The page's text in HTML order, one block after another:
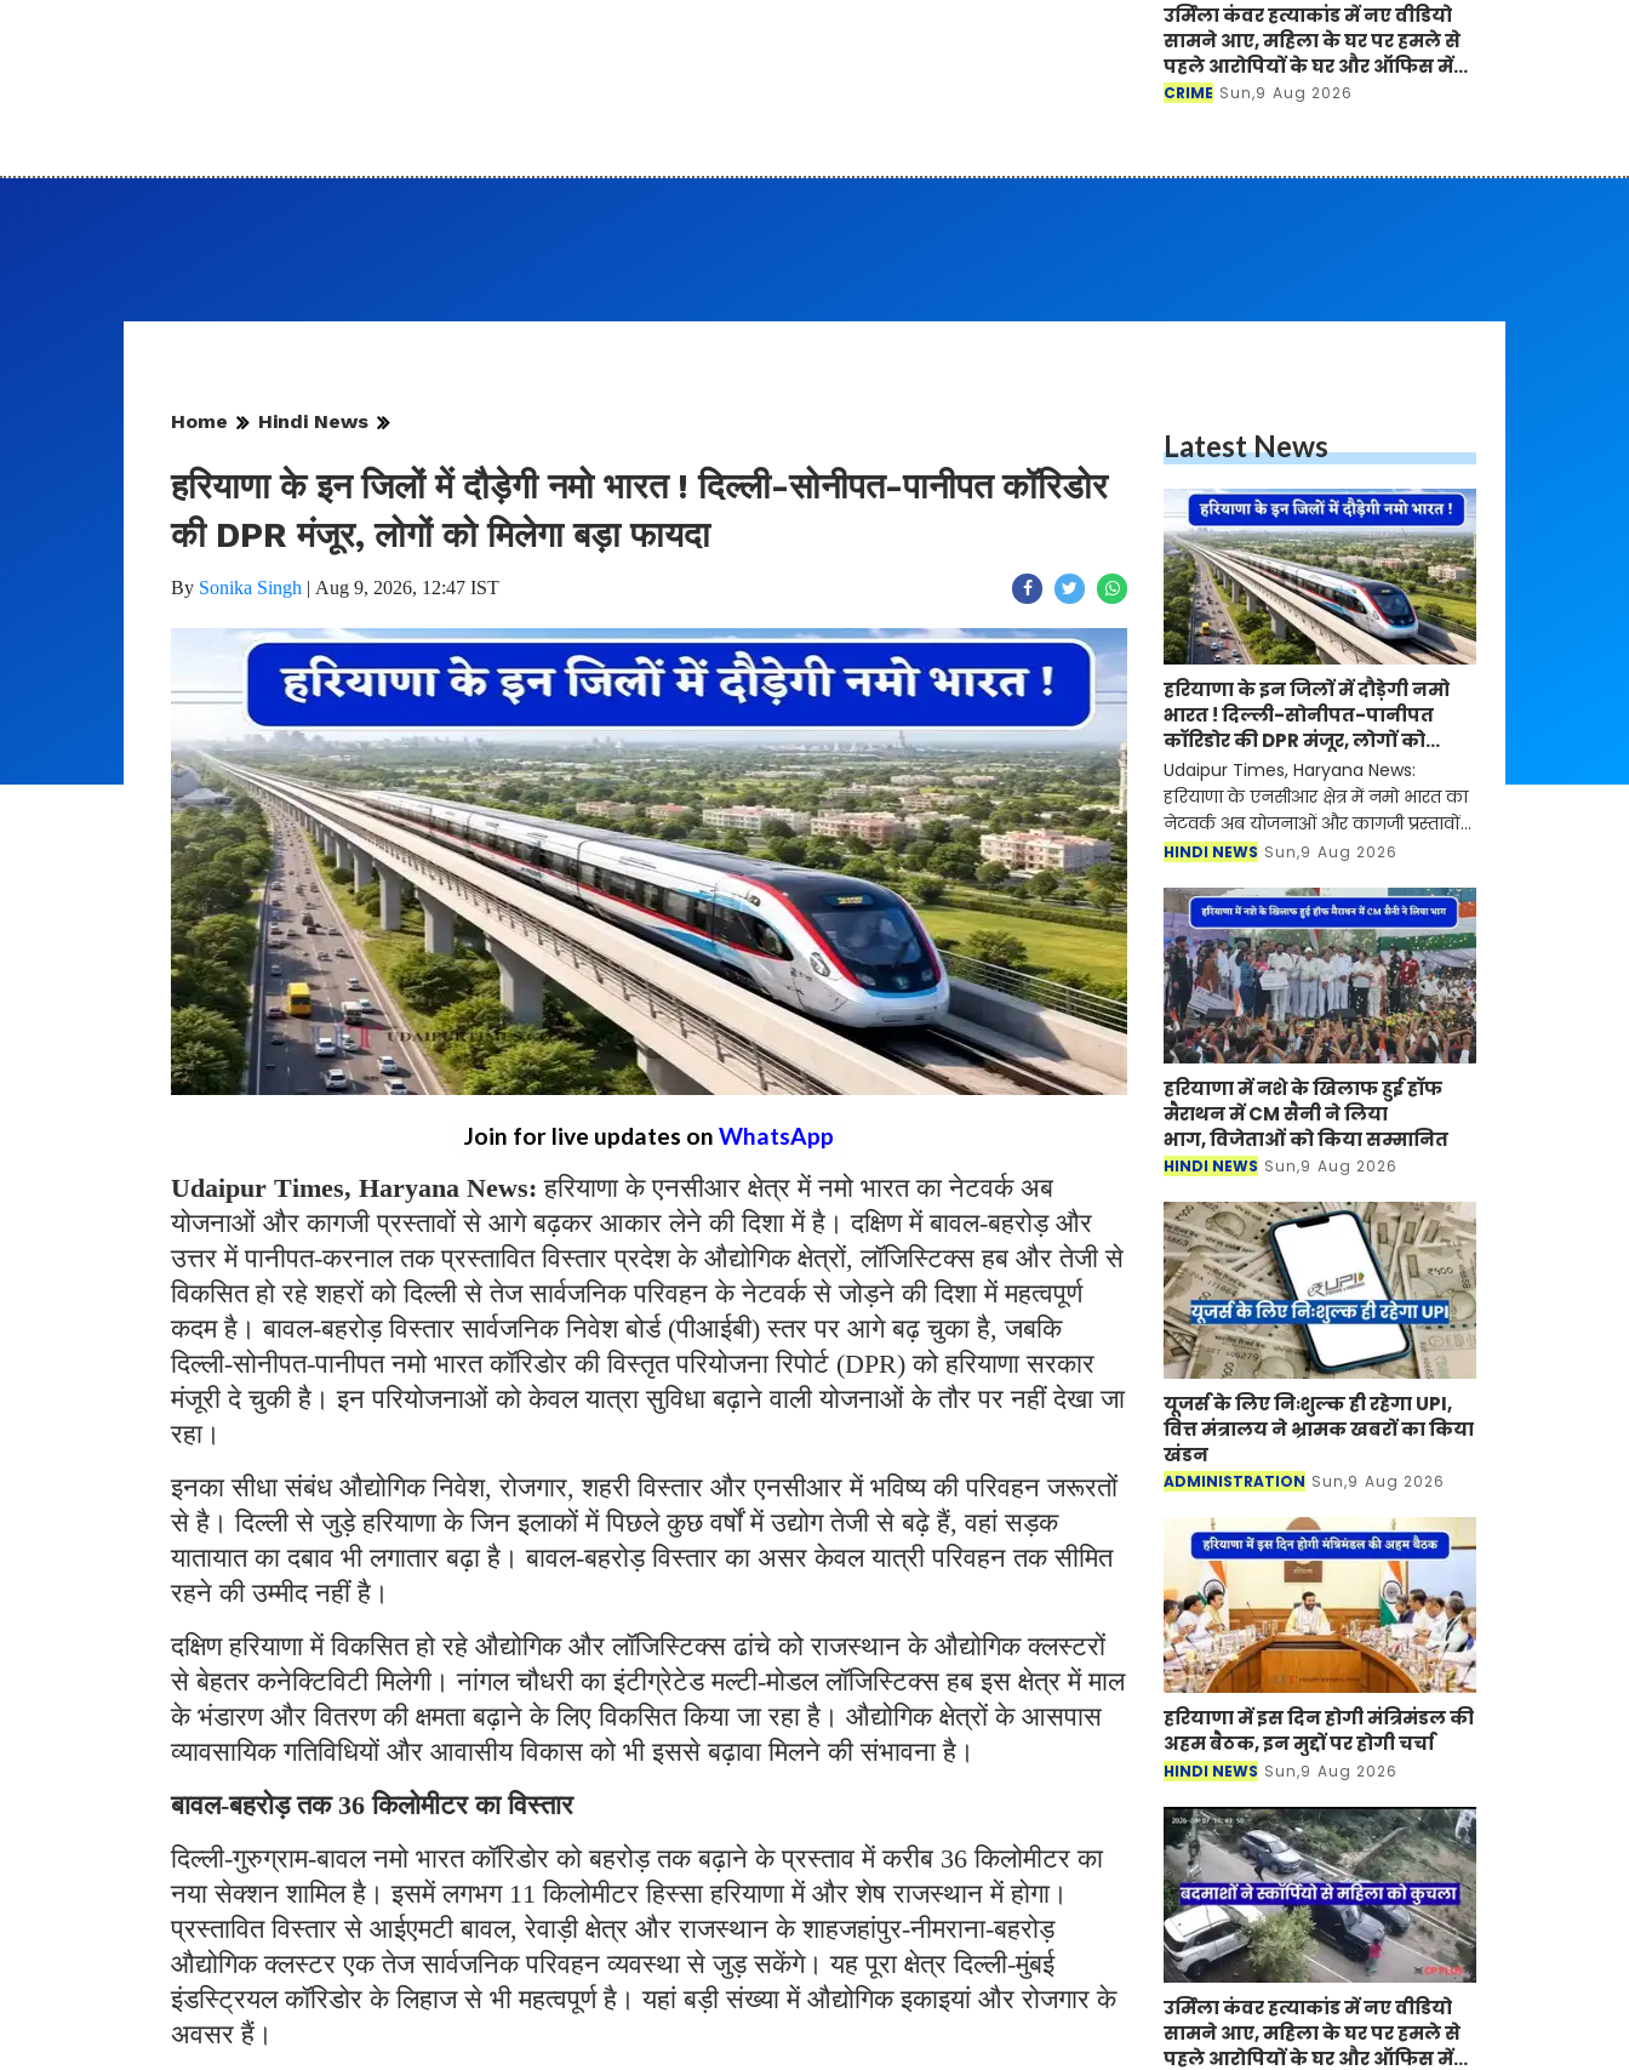
उर्मिला कंवर हत्याकांड में नए वीडियो
सामने आए, महिला के घर पर हमले से
पहले आरोपियों के घर और ऑफिस में
हुई थी तोड़फोड़
CRIME Sun,9 Aug 2026
Home Hindi News
हरियाणा के इन जिलों में दौड़ेगी नमो भारत ! दिल्ली-सोनीपत-पानीपत कॉरिडोर
की DPR मंजूर, लोगों को मिलेगा बड़ा फायदा
By Sonika Singh | Aug 9, 2026, 12:47 IST
Join for live updates on WhatsApp
Udaipur Times, Haryana News:हरियाणा के एनसीआर क्षेत्र में नमो भारत का नेटवर्क अब
योजनाओं और कागजी प्रस्तावों से आगे बढ़कर आकार लेने की दिशा में है। दक्षिण में बावल-बहरोड़ और
उत्तर में पानीपत-करनाल तक प्रस्तावित विस्तार प्रदेश के औद्योगिक क्षेत्रों, लॉजिस्टिक्स हब और तेजी से
विकसित हो रहे शहरों को दिल्ली से तेज सार्वजनिक परिवहन के नेटवर्क से जोड़ने की दिशा में महत्वपूर्ण
कदम है। बावल-बहरोड़ विस्तार सार्वजनिक निवेश बोर्ड (पीआईबी) स्तर पर आगे बढ़ चुका है, जबकि
दिल्ली-सोनीपत-पानीपत नमो भारत कॉरिडोर की विस्तृत परियोजना रिपोर्ट (DPR) को हरियाणा सरकार
मंजूरी दे चुकी है। इन परियोजनाओं को केवल यात्रा सुविधा बढ़ाने वाली योजनाओं के तौर पर नहीं देखा जा
रहा।
इनका सीधा संबंध औद्योगिक निवेश, रोजगार, शहरी विस्तार और एनसीआर में भविष्य की परिवहन जरूरतों
से है। दिल्ली से जुड़े हरियाणा के जिन इलाकों में पिछले कुछ वर्षों में उद्योग तेजी से बढ़े हैं, वहां सड़क
यातायात का दबाव भी लगातार बढ़ा है। बावल-बहरोड़ विस्तार का असर केवल यात्री परिवहन तक सीमित
रहने की उम्मीद नहीं है।
दक्षिण हरियाणा में विकसित हो रहे औद्योगिक और लॉजिस्टिक्स ढांचे को राजस्थान के औद्योगिक क्लस्टरों
से बेहतर कनेक्टिविटी मिलेगी। नांगल चौधरी का इंटीग्रेटेड मल्टी-मोडल लॉजिस्टिक्स हब इस क्षेत्र में माल
के भंडारण और वितरण की क्षमता बढ़ाने के लिए विकसित किया जा रहा है। औद्योगिक क्षेत्रों के आसपास
व्यावसायिक गतिविधियों और आवासीय विकास को भी इससे बढ़ावा मिलने की संभावना है।
बावल-बहरोड़ तक 36 किलोमीटर का विस्तार
दिल्ली-गुरुग्राम-बावल नमो भारत कॉरिडोर को बहरोड़ तक बढ़ाने के प्रस्ताव में करीब 36 किलोमीटर का
नया सेक्शन शामिल है। इसमें लगभग 11 किलोमीटर हिस्सा हरियाणा में और शेष राजस्थान में होगा।
प्रस्तावित विस्तार से आईएमटी बावल, रेवाड़ी क्षेत्र और राजस्थान के शाहजहांपुर-नीमराना-बहरोड़
औद्योगिक क्लस्टर एक तेज सार्वजनिक परिवहन व्यवस्था से जुड़ सकेंगे। यह पूरा क्षेत्र दिल्ली-मुंबई
इंडस्ट्रियल कॉरिडोर के लिहाज से भी महत्वपूर्ण है। यहां बड़ी संख्या में औद्योगिक इकाइयां और रोजगार के
अवसर हैं।
Latest News
हरियाणा के इन जिलों में दौड़ेगी नमो
भारत ! दिल्ली-सोनीपत-पानीपत
कॉरिडोर की DPR मंजूर, लोगों को
मिलेगा बड़ा फायदा
Udaipur Times, Haryana News:
हरियाणा के एनसीआर क्षेत्र में नमो भारत का
नेटवर्क अब योजनाओं और कागजी प्रस्तावों
से आगे बढ़कर आकार लेने की दिशा में है।
करनाल त
HINDI NEWS Sun,9 Aug 2026
हरियाणा में नशे के खिलाफ हुई हॉफ
मैराथन में CM सैनी ने लिया
भाग, विजेताओं को किया सम्मानित
HINDI NEWS Sun,9 Aug 2026
यूजर्स के लिए निःशुल्क ही रहेगा UPI,
वित्त मंत्रालय ने भ्रामक खबरों का किया
खंडन
ADMINISTRATION Sun,9 Aug 2026
हरियाणा में इस दिन होगी मंत्रिमंडल की
अहम बैठक, इन मुद्दों पर होगी चर्चा
HINDI NEWS Sun,9 Aug 2026
उर्मिला कंवर हत्याकांड में नए वीडियो
सामने आए, महिला के घर पर हमले से
पहले आरोपियों के घर और ऑफिस में